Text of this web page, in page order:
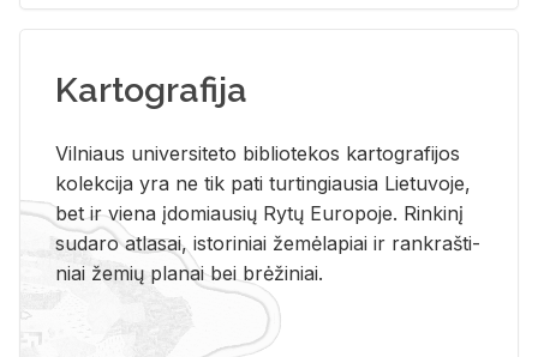
Kartografija
Vil­niaus uni­ver­si­te­to bi­b­lio­te­kos kar­to­gra­fi­jos
ko­lek­ci­ja yra ne tik pati tur­tin­giau­sia Lie­tu­vo­je,
bet ir vie­na įdo­miau­sių Rytų Eu­ro­po­je. Rin­ki­nį
su­da­ro at­la­sai, is­to­ri­niai že­mė­la­piai ir rank­raš­ti­
niai že­mių pla­nai bei brė­ži­niai.